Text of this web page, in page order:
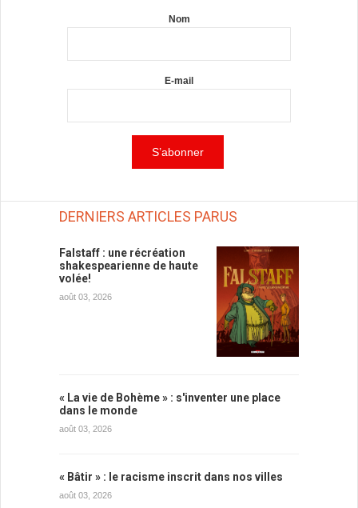
Nom
E-mail
DERNIERS ARTICLES PARUS
Falstaff : une récréation
shakespearienne de haute
volée!
août 03, 2026
« La vie de Bohème » : s'inventer une place
dans le monde
août 03, 2026
« Bâtir » : le racisme inscrit dans nos villes
août 03, 2026